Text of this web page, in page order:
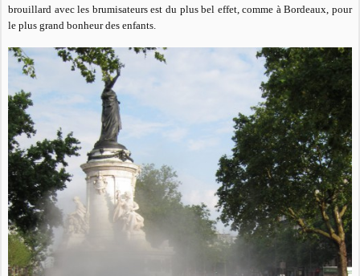
brouillard avec les brumisateurs est du plus bel effet, comme à Bordeaux, pour
le plus grand bonheur des enfants.